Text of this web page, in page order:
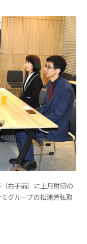
右手前）に上月財団の
グループの松浦芳弘取